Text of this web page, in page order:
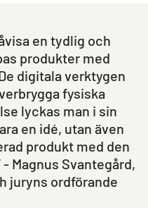
en tydlig och
produkter med
digitala verktygen
fysiska
lyckas man i sin
en idé, utan även
produkt med den
Magnus Svantegård,
juryns ordförande